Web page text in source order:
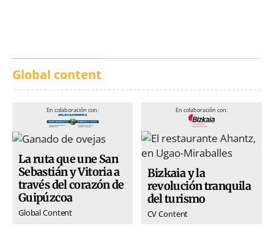
Global content
En colaboración con:
La ruta que une San
Sebastián y Vitoria a
través del corazón de
Guipúzcoa
Global Content
En colaboración con:
Bizkaia y la
revolución tranquila
del turismo
CV Content